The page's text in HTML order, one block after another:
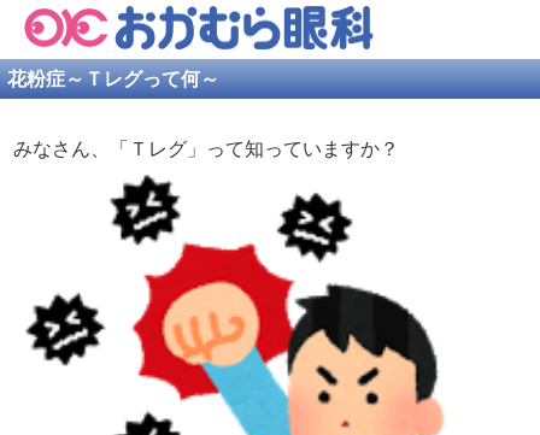
花粉症～Ｔレグって何～
みなさん、「Ｔレグ」って知っていますか？